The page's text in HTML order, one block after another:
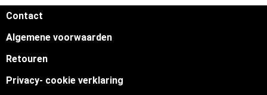
Contact
Algemene voorwaarden
Retouren
Privacy- cookie verklaring